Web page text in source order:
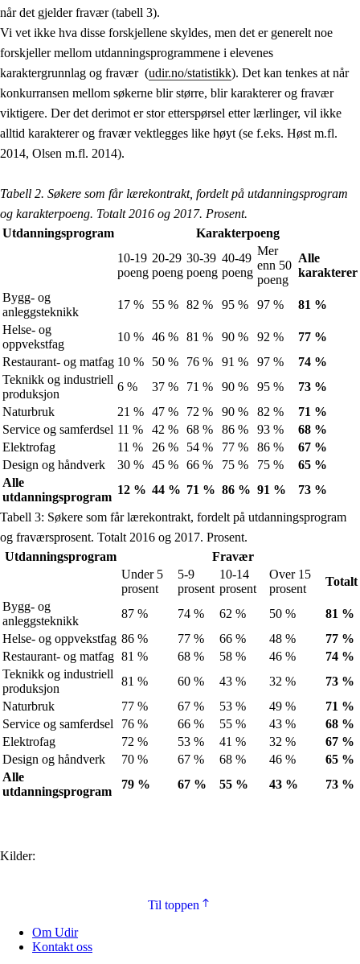
når det gjelder fravær (tabell 3).
Vi vet ikke hva disse forskjellene skyldes, men det er generelt noe
forskjeller mellom utdanningsprogrammene i elevenes
karaktergrunnlag og fravær (udir.no/statistikk). Det kan tenkes at når
konkurransen mellom søkerne blir større, blir karakterer og fravær
viktigere. Der det derimot er stor etterspørsel etter lærlinger, vil ikke
alltid karakterer og fravær vektlegges like høyt (se f.eks. Høst m.fl.
2014, Olsen m.fl. 2014).
Tabell 2. Søkere som får lærekontrakt, fordelt på utdanningsprogram
og karakterpoeng. Totalt 2016 og 2017. Prosent.
Utdanningsprogram
Karakterpoeng
10-19
poeng
20-29
poeng
30-39
poeng
40-49
poeng
Mer
enn 50
poeng
Alle
karakterer
Bygg- og
anleggsteknikk
17 % 55 % 82 % 95 % 97 %
81 %
Helse- og
oppvekstfag
10 % 46 % 81 % 90 % 92 %
77 %
Restaurant- og matfag 10 % 50 % 76 % 91 % 97 %
74 %
Teknikk og industriell
produksjon
6 % 37 % 71 % 90 % 95 %
73 %
Naturbruk
21 % 47 % 72 % 90 % 82 %
71 %
Service og samferdsel 11 % 42 % 68 % 86 % 93 %
68 %
Elektrofag
11 % 26 % 54 % 77 % 86 %
67 %
Design og håndverk
30 % 45 % 66 % 75 % 75 %
65 %
Alle
utdanningsprogram
12 % 44 % 71 % 86 % 91 %
73 %
Tabell 3: Søkere som får lærekontrakt, fordelt på utdanningsprogram
og fraværsprosent. Totalt 2016 og 2017. Prosent.
Utdanningsprogram
Fravær
Under 5
prosent
5-9
prosent
10-14
prosent
Over 15
prosent
Totalt
Bygg- og
anleggsteknikk
87 % 74 % 62 % 50 %
81 %
Helse- og oppvekstfag 86 % 77 % 66 % 48 %
77 %
Restaurant- og matfag 81 % 68 % 58 % 46 %
74 %
Teknikk og industriell
produksjon
81 % 60 % 43 % 32 %
73 %
Naturbruk
77 % 67 % 53 % 49 %
71 %
Service og samferdsel
76 % 66 % 55 % 43 %
68 %
Elektrofag
72 % 53 % 41 % 32 %
67 %
Design og håndverk
70 % 67 % 68 % 46 %
65 %
Alle
utdanningsprogram
79 % 67 % 55 % 43 % 73 %
Kilder:
Til toppen
Om Udir
Kontakt oss